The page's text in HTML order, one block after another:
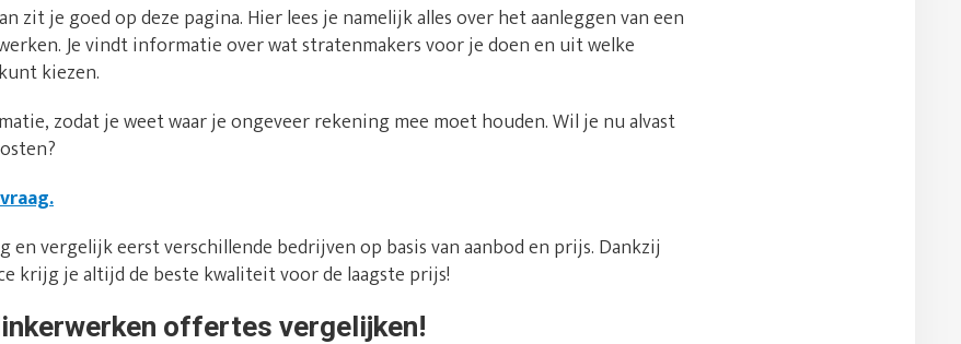
zit je goed op deze pagina. Hier lees je namelijk alles over het aanleggen van een
Je vindt informatie over wat stratenmakers voor je doen en uit welke
kiezen.
zodat je weet waar je ongeveer rekening mee moet houden. Wil je nu alvast
en vergelijk eerst verschillende bedrijven op basis van aanbod en prijs. Dankzij
krijg je altijd de beste kwaliteit voor de laagste prijs!
offertes vergelijken!